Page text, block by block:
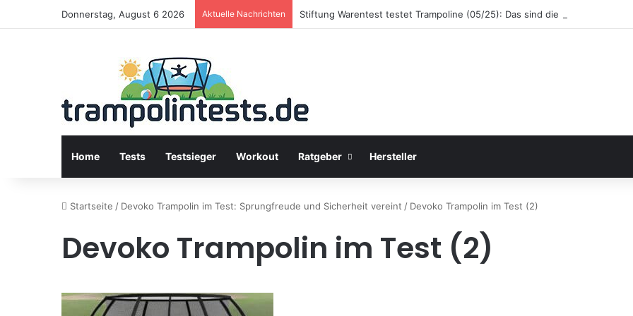
Donnerstag, August 6 2026 Aktuelle Nachrichten Stiftung Warentest testet Trampoline (05/25): Das sind die besten
Home Tests Testsieger Workout Ratgeber Hersteller
Startseite / Devoko Trampolin im Test: Sprungfreude und Sicherheit vereint / Devoko Trampolin im Test (2)
Devoko Trampolin im Test (2)